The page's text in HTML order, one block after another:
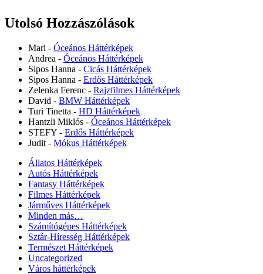
Utolsó Hozzászólások
Mari - Óceános Háttérképek
Andrea - Óceános Háttérképek
Sipos Hanna - Cicás Háttérképek
Sipos Hanna - Erdős Háttérképek
Zelenka Ferenc - Rajzfilmes Háttérképek
David - BMW Háttérképek
Turi Tinetta - HD Háttérképek
Hantzli Miklós - Óceános Háttérképek
STEFY - Erdős Háttérképek
Judit - Mókus Háttérképek
Állatos Háttérképek
Autós Háttérképek
Fantasy Háttérképek
Filmes Háttérképek
Járműves Háttérképek
Minden más…
Számítógépes Háttérképek
Sztár-Híresség Háttérképek
Természet Háttérképek
Uncategorized
Város háttérképek